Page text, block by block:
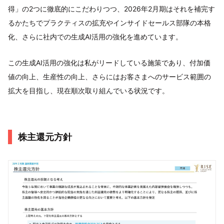
得」の2つに徹底的にこだわりつつ、2026年2月期はそれを補完す
るかたちでプラクティスの拡充やインサイドセールス部隊の本格
化、さらに社内での生成AI活用の強化を進めています。
この生成AI活用の強化は私がリードしている施策であり、付加価
値の向上、生産性の向上、さらにはお客さまへのサービス範囲の
拡大を目指し、現在順次取り組んでいる状況です。
株主還元方針